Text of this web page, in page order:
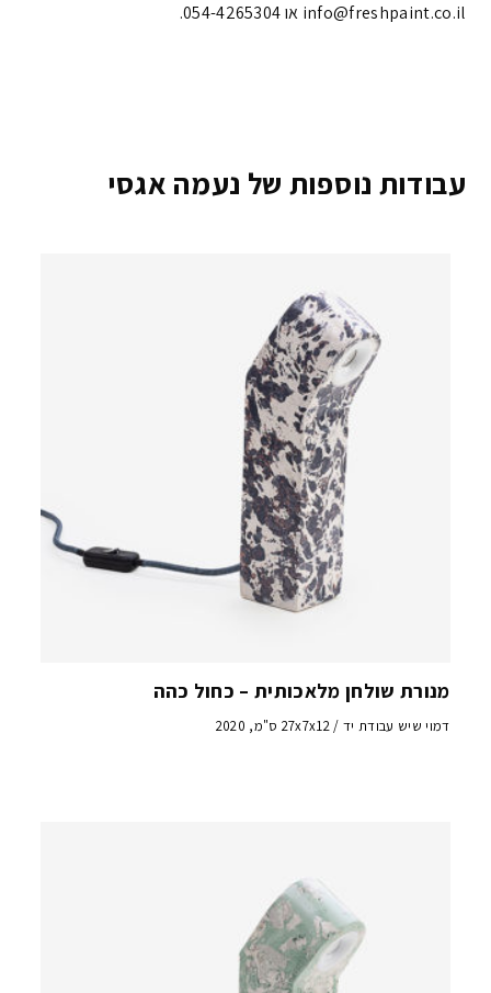
info@freshpaint.co.il‏ או 054-4265304.
עבודות נוספות של נעמה אגסי
מנורת שולחן מלאכותית – כחול כהה
דמוי שיש עבודת יד / 27x7x12 ס"מ, 2020